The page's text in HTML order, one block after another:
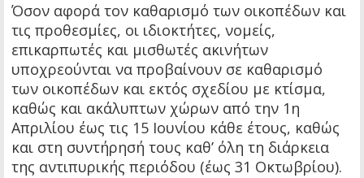
Όσον αφορά τον καθαρισμό των οικοπέδων και
τις προθεσμίες, οι ιδιοκτήτες, νομείς,
επικαρπωτές και μισθωτές ακινήτων
υποχρεούνται να προβαίνουν σε καθαρισμό
των οικοπέδων και εκτός σχεδίου με κτίσμα,
καθώς και ακάλυπτων χώρων από την 1η
Απριλίου έως τις 15 Ιουνίου κάθε έτους, καθώς
και στη συντήρησή τους καθ’ όλη τη διάρκεια
της αντιπυρικής περιόδου (έως 31 Οκτωβρίου).